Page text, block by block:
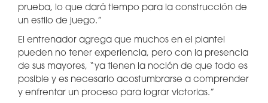
prueba, lo que dará tiempo para la construcción de
un estilo de juego.”
El entrenador agrega que muchos en el plantel
pueden no tener experiencia, pero con la presencia
de sus mayores, “ya tienen la noción de que todo es
posible y es necesario acostumbrarse a comprender
y enfrentar un proceso para lograr victorias.”